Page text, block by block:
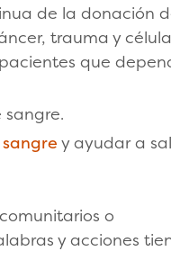
de la donación
trauma y
que
y ayudar a
o
y acciones